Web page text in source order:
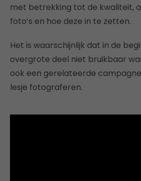
met betrekking tot de kwaliteit,
foto’s en hoe deze in te zetten.
Het is waarschijnlijk dat in de
overgrote deel niet bruikbaar
ook een gerelateerde
lesje fotograferen.